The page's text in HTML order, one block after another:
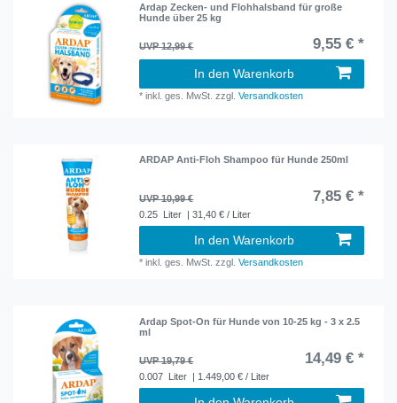
Ardap Zecken- und Flohhalsband für große
Hunde über 25 kg
UVP 12,99 € 9,55 € *
In den Warenkorb
*inkl. ges. MwSt. zzgl.Versandkosten
ARDAP Anti-Floh Shampoo für Hunde 250ml
UVP 10,99 € 7,85 € *
0.25 Liter | 31,40 € / Liter
In den Warenkorb
*inkl. ges. MwSt. zzgl.Versandkosten
Ardap Spot-On für Hunde von 10-25 kg - 3 x 2.5
ml
UVP 19,79 € 14,49 € *
0.007 Liter | 1.449,00 € / Liter